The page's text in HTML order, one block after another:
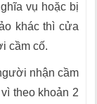
vụ hoặc bị
khác thì cửa
cầm cố.
nhận cầm
theo khoản 2